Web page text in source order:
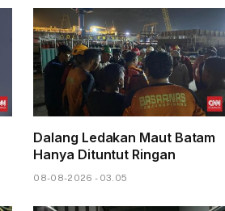
Dalang Ledakan Maut Batam
Hanya Dituntut Ringan
08-08-2026 - 03.05